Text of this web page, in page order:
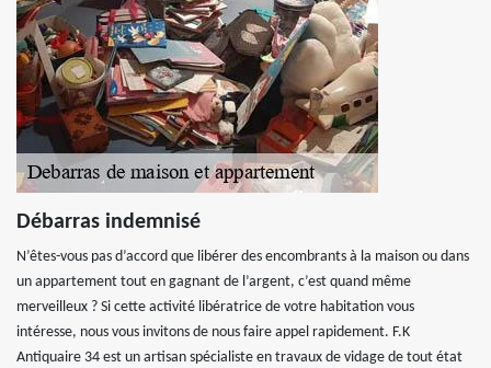
Débarras indemnisé
N’êtes-vous pas d’accord que libérer des encombrants à la maison ou dans
un appartement tout en gagnant de l’argent, c’est quand même
merveilleux ? Si cette activité libératrice de votre habitation vous
intéresse, nous vous invitons de nous faire appel rapidement. F.K
Antiquaire 34 est un artisan spécialiste en travaux de vidage de tout état